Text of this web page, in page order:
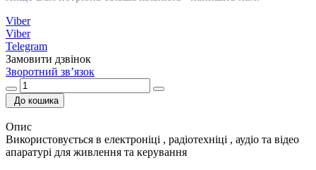
Viber
Viber
Telegram
Замовити дзвінок
Зворотний зв’язок
До кошика
Опис
Використовується в електроніці , радіотехніці , аудіо та відео
апаратурі для живлення та керування